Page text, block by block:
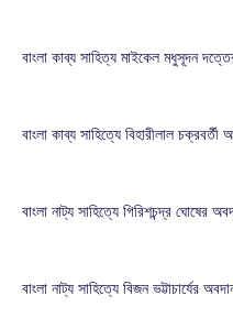
বাংলা কাব্য সাহিত্য মাইকেল মধুসূদন
বাংলা কাব্য সাহিত্যে বিহারীলাল চক্রবর্তী
বাংলা নাট্য সাহিত্যে গিরিশচন্দ্র ঘোষের
বাংলা নাট্য সাহিত্যে বিজন ভট্টাচার্যের